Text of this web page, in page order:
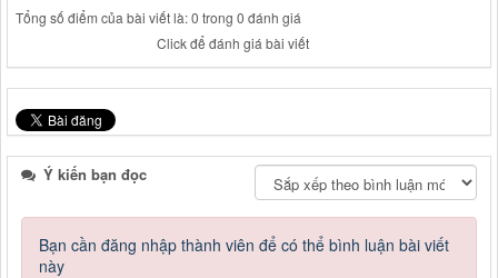
Tổng số điểm của bài viết là: 0 trong 0 đánh giá
Click để đánh giá bài viết
Ý kiến bạn đọc
Bạn cần đăng nhập thành viên để có thể bình luận bài viết
này